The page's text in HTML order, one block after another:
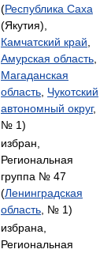
(Республика Саха
(Якутия),
Камчатский край
Амурская область
Магаданская
область Чукотский
автономный округ,
№ 1)
избран,
Региональная
группа № 47
(Ленинградская
область , № 1)
избрана,
Региональная